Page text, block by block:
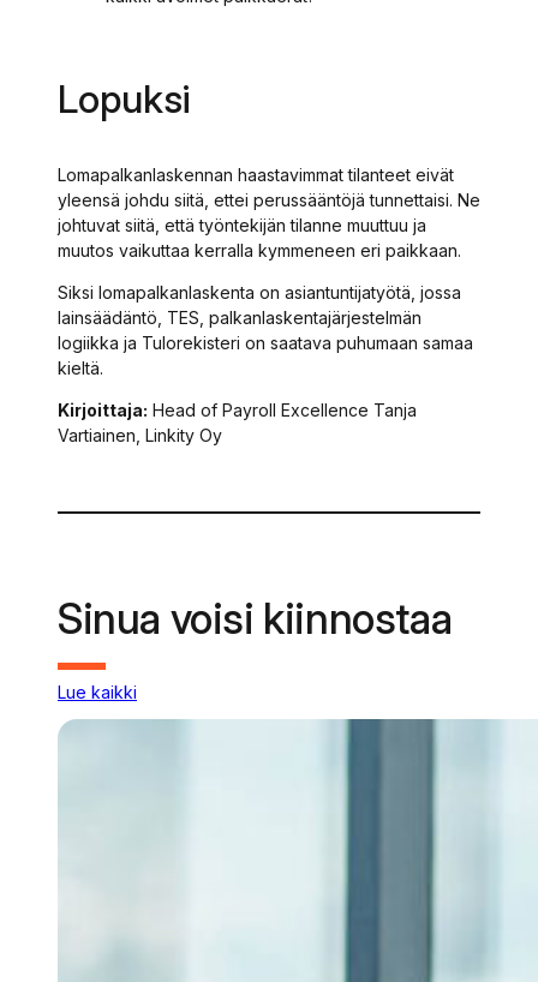
Lopuksi
Lomapalkanlaskennan haastavimmat tilanteet eivät
yleensä johdu siitä, ettei perussääntöjä tunnettaisi. Ne
johtuvat siitä, että työntekijän tilanne muuttuu ja
muutos vaikuttaa kerralla kymmeneen eri paikkaan.
Siksi lomapalkanlaskenta on asiantuntijatyötä, jossa
lainsäädäntö, TES, palkanlaskentajärjestelmän
logiikka ja Tulorekisteri on saatava puhumaan samaa
kieltä.
Kirjoittaja: Head of Payroll Excellence Tanja
Vartiainen, Linkity Oy
Sinua voisi kiinnostaa
Lue kaikki